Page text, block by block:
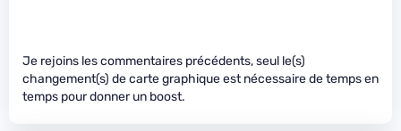
Je rejoins les commentaires précédents, seul le(s)
changement(s) de carte graphique est nécessaire de temps en
temps pour donner un boost.